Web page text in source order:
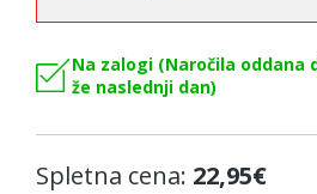
Na zalogi (Naročila oddana
že naslednji dan)
Spletna cena: 22,95€